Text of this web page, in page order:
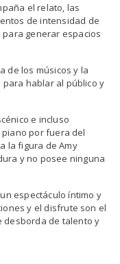
el relato, las
de intensidad de
generar espacios
de los músicos y la
hablar al público y
e incluso
por fuera del
la figura de Amy
y no posee ninguna
espectáculo íntimo y
y el disfrute son el
desborda de talento y